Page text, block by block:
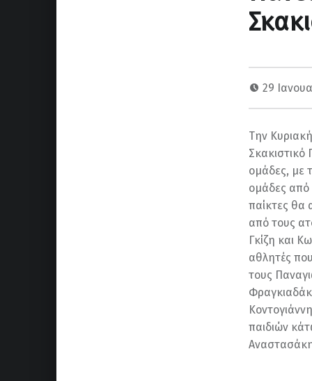
29
Την
ομάδες, με
ομάδες από
παίκτες θα
από τους
Γκίζη και
αθλητές
τους
παιδιών